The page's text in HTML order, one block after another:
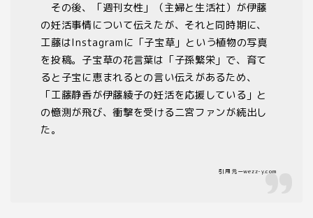
その後、「週刊女性」（主婦と生活社）が伊藤
の妊活事情について伝えたが、それと同時期に、
工藤はInstagramに「子宝草」という植物の写真
を投稿。子宝草の花言葉は「子孫繁栄」で、育て
ると子宝に恵まれるとの言い伝えがあるため、
「工藤静香が伊藤綾子の妊活を応援している」と
の憶測が飛び、衝撃を受ける二宮ファンが続出し
た。
引用元ーwezz-y.com